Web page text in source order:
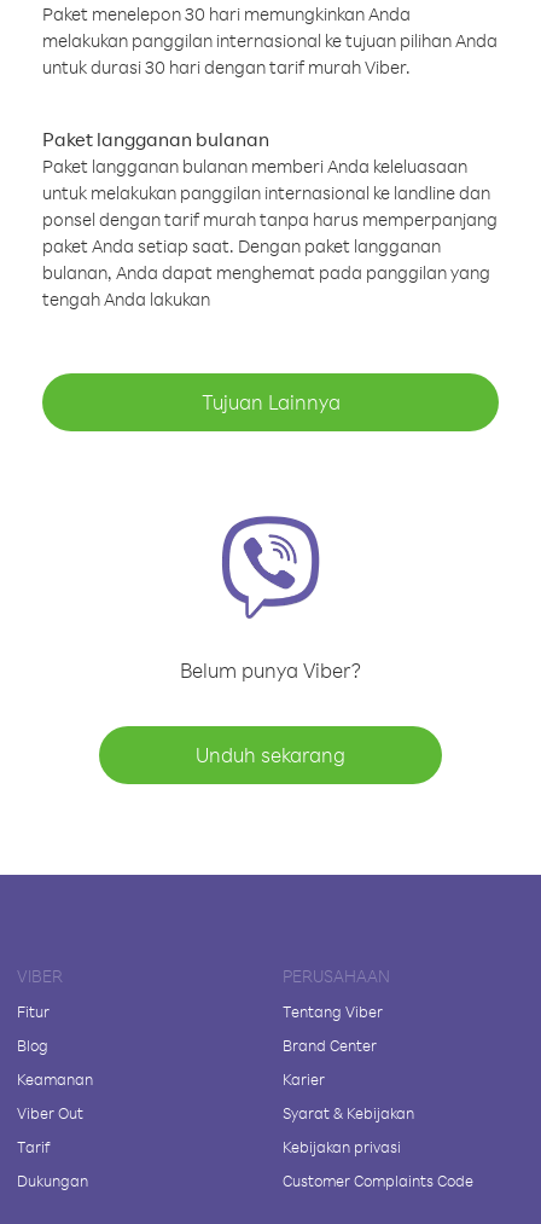
Paket menelepon 30 hari memungkinkan Anda
melakukan panggilan internasional ke tujuan pilihan Anda
untuk durasi 30 hari dengan tarif murah Viber.
Paket langganan bulanan
Paket langganan bulanan memberi Anda keleluasaan
untuk melakukan panggilan internasional ke landline dan
ponsel dengan tarif murah tanpa harus memperpanjang
paket Anda setiap saat. Dengan paket langganan
bulanan, Anda dapat menghemat pada panggilan yang
tengah Anda lakukan
Tujuan Lainnya
Belum punya Viber?
Unduh sekarang
VIBER
Fitur
Blog
Keamanan
Viber Out
Tarif
Dukungan
PERUSAHAAN
Tentang Viber
Brand Center
Karier
Syarat & Kebijakan
Kebijakan privasi
Customer Complaints Code